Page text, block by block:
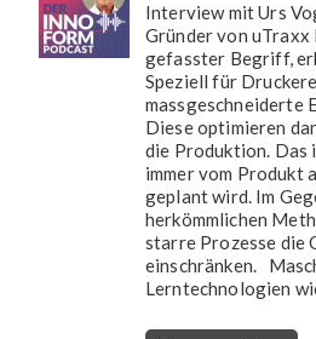
Interview mit Urs
Gründer von
gefasster Begriff,
Speziell für
massgeschneiderte
Diese optimieren
die Produktion. Das
immer vom Produkt
geplant wird. Im
herkömmlichen
starre Prozesse die
einschränken.
Lerntechnologien